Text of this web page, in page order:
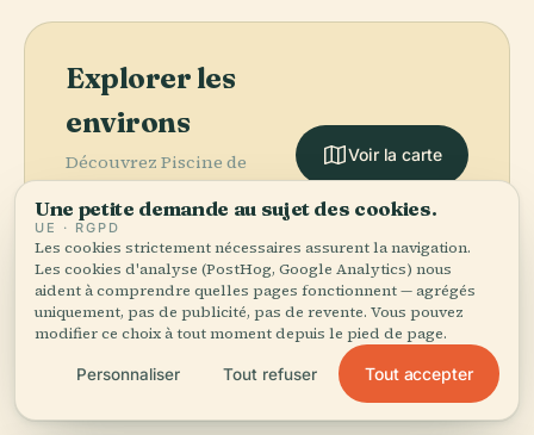
Explorer les
environs
Découvrez Piscine de
L'Université de Rajshahi
sur la carte et voyez ce
qu'il y a à proximité.
Voir la carte
More in Râjshâhî.
PLACE
Université
Une petite demande au sujet des cookies.
UE · RGPD
Les cookies strictement nécessaires assurent la navigation.
Les cookies d'analyse (PostHog, Google Analytics) nous
aident à comprendre quelles pages fonctionnent — agrégés
uniquement, pas de publicité, pas de revente. Vous pouvez
modifier ce choix à tout moment depuis le pied de page.
Personnaliser Tout refuser Tout accepter